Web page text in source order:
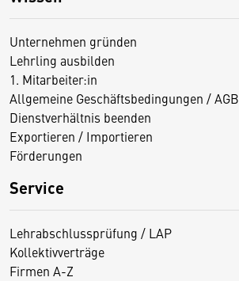
Unternehmen gründen
Lehrling ausbilden
1. Mitarbeiter:in
Allgemeine Geschäftsbedingungen / AGB
Dienstverhältnis beenden
Exportieren / Importieren
Förderungen
Service
Lehrabschlussprüfung / LAP
Kollektivverträge
Firmen A-Z